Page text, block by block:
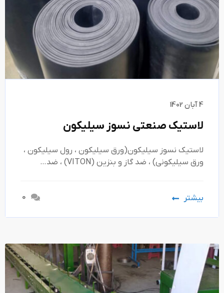
4 آبان 1402
لاستیک صنعتی نسوز سیلیکون
لاستیک نسوز سیلیکون(ورق سیلیکون ، رول سیلیکون ،
ورق سیلیکونی) ، ضد گاز و بنزین (VITON) ، ضد…
بیشتر 0